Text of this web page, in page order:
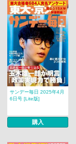
サンデー毎日 2025年4月
6日号 [Lite版]
購入